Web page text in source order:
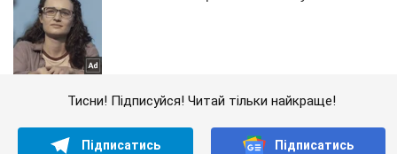
Тисни! Підписуйся! Читай тільки найкраще!
Підписатись Підписатись